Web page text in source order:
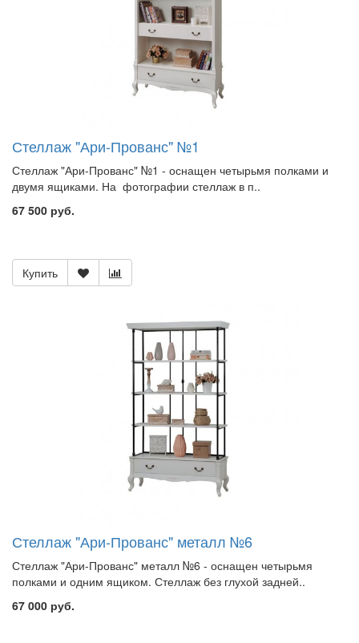
Стеллаж "Ари-Прованс" №1
Стеллаж "Ари-Прованс" №1 - оснащен четырьмя полками и
двумя ящиками. На фотографии стеллаж в п..
67 500 руб.
Купить
Стеллаж "Ари-Прованс" металл №6
Стеллаж "Ари-Прованс" металл №6 - оснащен четырьмя
полками и одним ящиком. Стеллаж без глухой задней..
67 000 руб.